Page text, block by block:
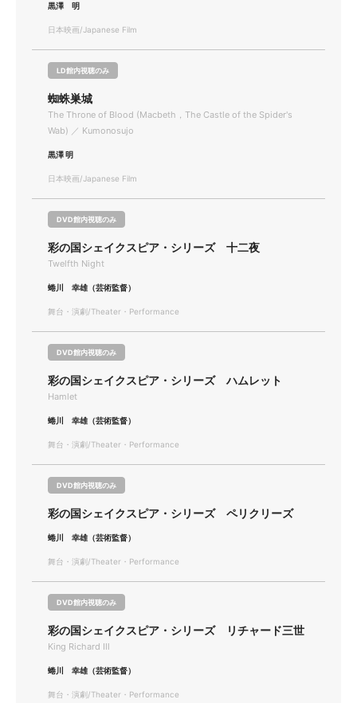
黒澤 明
日本映画/Japanese Film
LD館内視聴のみ
蜘蛛巣城
The Throne of Blood (Macbeth，The Castle of the Spider's
Wab) ／ Kumonosujo
黒澤 明
日本映画/Japanese Film
DVD館内視聴のみ
彩の国シェイクスピア・シリーズ 十二夜
Twelfth Night
蜷川 幸雄（芸術監督）
舞台・演劇/Theater・Performance
DVD館内視聴のみ
彩の国シェイクスピア・シリーズ ハムレット
Hamlet
蜷川 幸雄（芸術監督）
舞台・演劇/Theater・Performance
DVD館内視聴のみ
彩の国シェイクスピア・シリーズ ペリクリーズ
蜷川 幸雄（芸術監督）
舞台・演劇/Theater・Performance
DVD館内視聴のみ
彩の国シェイクスピア・シリーズ リチャード三世
King Richard Ⅲ
蜷川 幸雄（芸術監督）
舞台・演劇/Theater・Performance